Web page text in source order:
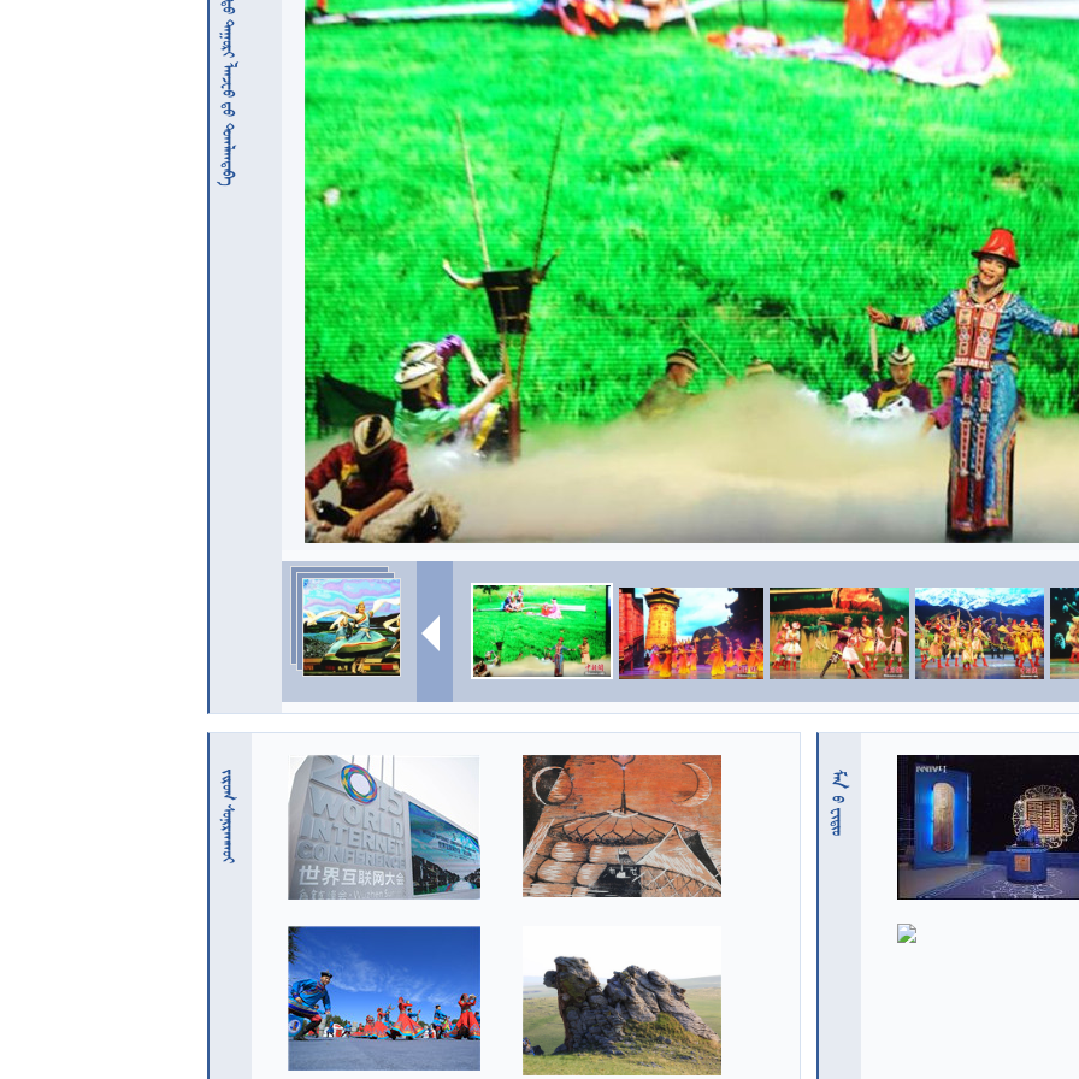
   